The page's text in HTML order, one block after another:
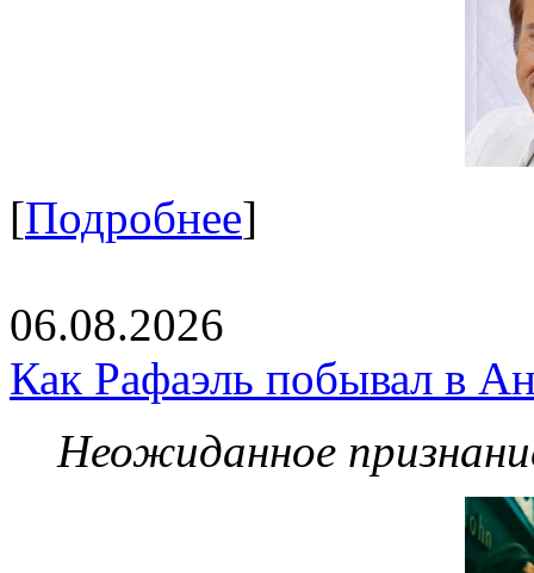
[Подробнее]
06.08.2026
Как Рафаэль побывал в
Неожиданное